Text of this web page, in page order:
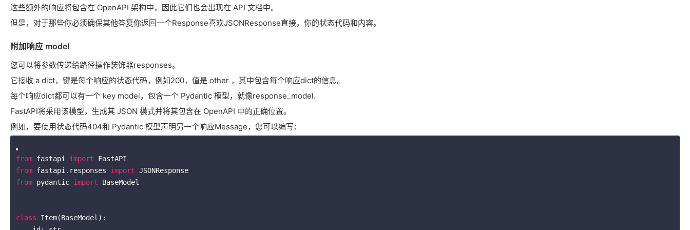
这些额外的响应将包含在 OpenAPI 架构中，因此它们也会出现在 API 文档中。
但是，对于那些你必须确保其他答复你返回一个Response喜欢JSONResponse直接，你的状态代码和内容。
附加响应 model
您可以将参数传递给路径操作装饰器responses。
它接收 a dict，键是每个响应的状态代码，例如200，值是 other ，其中包含每个响应dict的信息。
每个响应dict都可以有一个 key model，包含一个 Pydantic 模型，就像response_model.
FastAPI将采用该模型，生成其 JSON 模式并将其包含在 OpenAPI 中的正确位置。
例如，要使用状态代码404和 Pydantic 模型声明另一个响应Message，您可以编写：
from fastapi import
from fastapi.responses import
from pydantic import BaseModel
class Item(BaseModel) :